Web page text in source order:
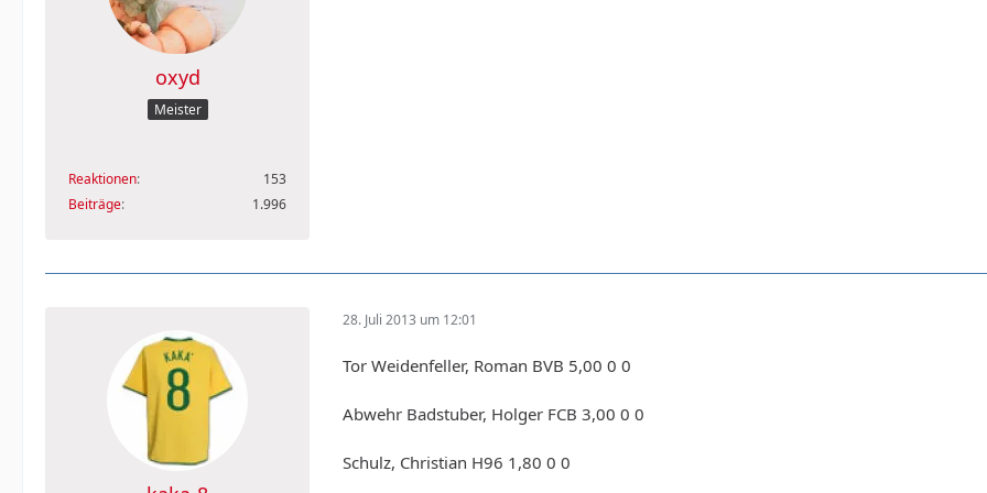
oxyd
Meister
Reaktionen
153
Beiträge
1.996
28. Juli 2013 um 12:01
Tor Weidenfeller, Roman BVB 5,00 0 0
Abwehr Badstuber, Holger FCB 3,00 0 0
Schulz, Christian H96 1,80 0 0